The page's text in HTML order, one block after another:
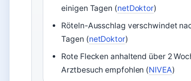
einigen Tagen (netDoktor)
Röteln-Ausschlag verschwindet
Tagen (netDoktor)
Rote Flecken anhaltend über 2
Arztbesuch empfohlen (NIVEA)